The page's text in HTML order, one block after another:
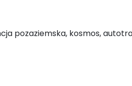
pozaziemska, kosmos,